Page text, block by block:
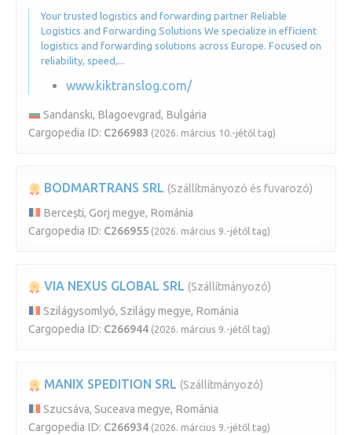
Your trusted logistics and forwarding partner Reliable
Logistics and Forwarding Solutions We specialize in efficient
logistics and forwarding solutions across Europe. Focused on
reliability, speed,...
www.kiktranslog.com/
Sandanski, Blagoevgrad, Bulgária
Cargopedia ID: C266983 (2026. március 10.-jétől tag)
BODMARTRANS SRL (Szállítmányozó és fuvarozó)
Bercești, Gorj megye, Románia
Cargopedia ID: C266955 (2026. március 9.-jétől tag)
VIA NEXUS GLOBAL SRL (Szállítmányozó)
Szilágysomlyó, Szilágy megye, Románia
Cargopedia ID: C266944 (2026. március 9.-jétől tag)
MANIX SPEDITION SRL (Szállítmányozó)
Szucsáva, Suceava megye, Románia
Cargopedia ID: C266934 (2026. március 9.-jétől tag)